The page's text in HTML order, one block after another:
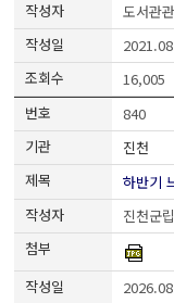
도서관
16,005
840
진천
하반기
진천군